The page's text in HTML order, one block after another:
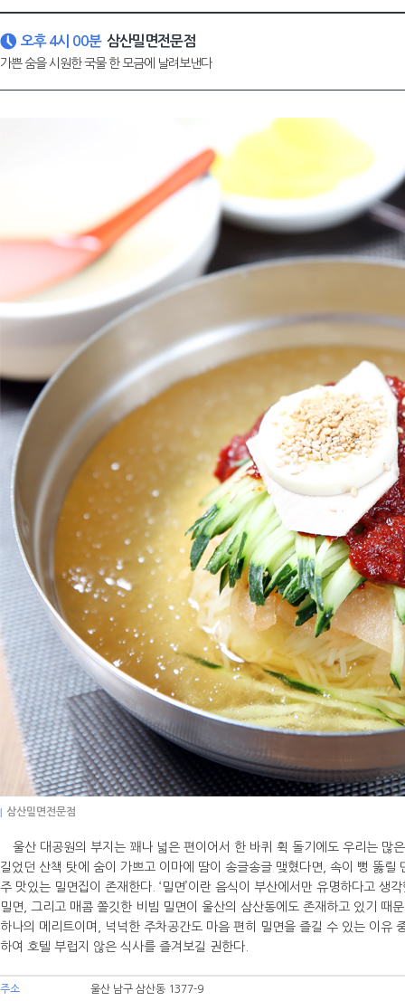
오후 4시 00분 삼산밀면전문점
가쁜 숨을 시원한 국물 한 모금에 날려보낸다
| 삼산밀면전문점
울산 대공원의 부지는 꽤나 넓은 편이어서 한 바퀴 휙 돌기에도 우리는 많
길었던 산책 탓에 숨이 가쁘고 이마에 땀이 송글송글 맺혔다면, 속이 뻥 뚫
주 맛있는 밀면집이 존재한다. ‘밀면’이란 음식이 부산에서만 유명하다고 생
밀면, 그리고 매콤 쫄깃한 비빔 밀면이 울산의 삼산동에도 존재하고 있기 때
하나의 메리트이며, 넉넉한 주차공간도 마음 편히 밀면을 즐길 수 있는 이유
하여 호텔 부럽지 않은 식사를 즐겨보길 권한다.
주소 울산 남구 삼산동 1377-9